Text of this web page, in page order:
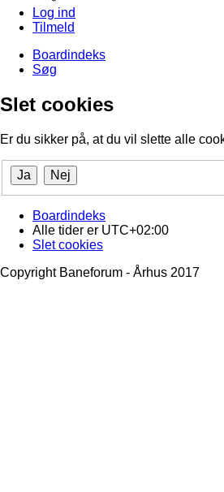
Log ind
Tilmeld
Boardindeks
Søg
Slet cookies
Er du sikker på, at du vil slette alle
Boardindeks
Alle tider er UTC+02:00
Slet cookies
Copyright Baneforum - Århus 2017